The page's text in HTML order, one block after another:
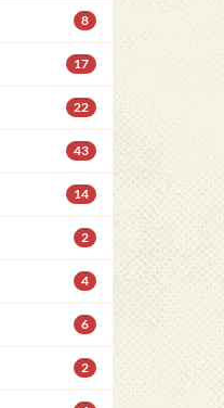
8
17
22
43
14
2
4
6
2